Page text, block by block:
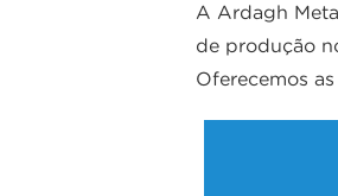
A Ardagh
de produção
Oferecemos